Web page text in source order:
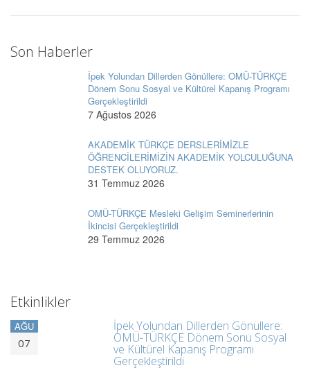
Son Haberler
İpek Yolundan Dillerden Gönüllere: OMÜ-TÜRKÇE
Dönem Sonu Sosyal ve Kültürel Kapanış Programı
Gerçekleştirildi
7 Ağustos 2026
AKADEMİK TÜRKÇE DERSLERİMİZLE
ÖĞRENCİLERİMİZİN AKADEMİK YOLCULUĞUNA
DESTEK OLUYORUZ.
31 Temmuz 2026
OMÜ-TÜRKÇE Mesleki Gelişim Seminerlerinin
İkincisi Gerçekleştirildi
29 Temmuz 2026
Etkinlikler
AĞU
07
İpek Yolundan Dillerden Gönüllere:
OMÜ-TÜRKÇE Dönem Sonu Sosyal
ve Kültürel Kapanış Programı
Gerçekleştirildi